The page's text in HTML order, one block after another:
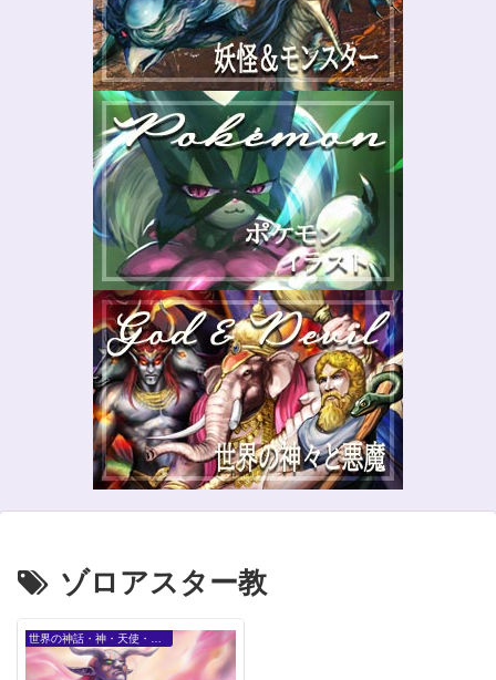
ゾロアスター教